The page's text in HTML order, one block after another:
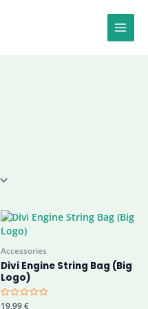
Main
Accessories
Divi Engine String Bag (Big
Logo)
Valorado
19,99€